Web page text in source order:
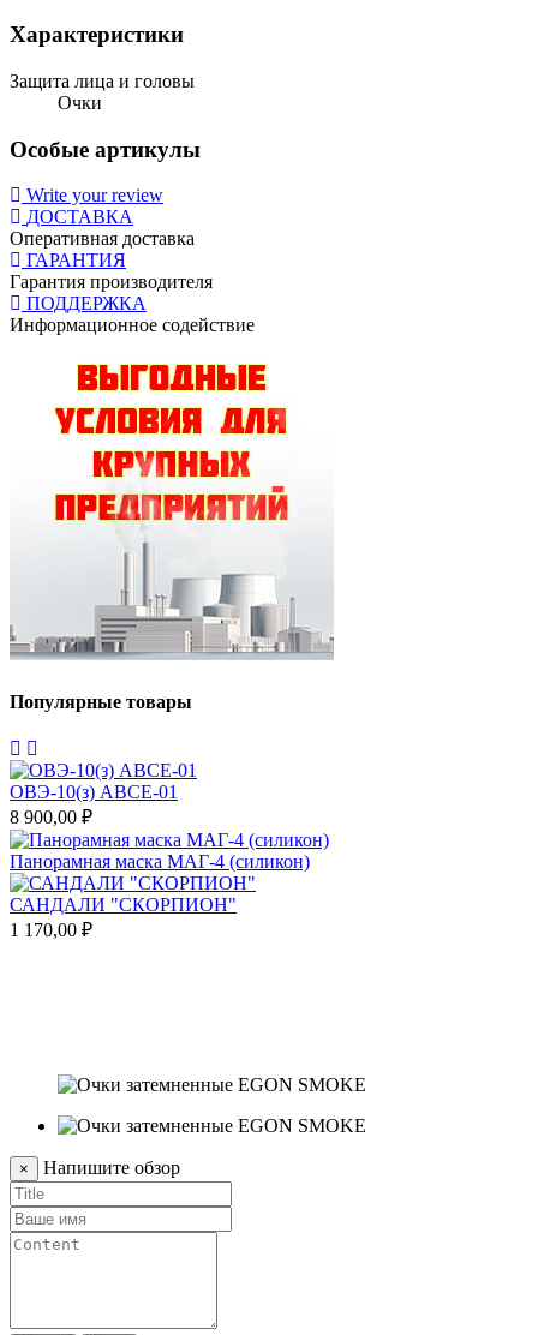
Характеристики
Защита лица и головы
Очки
Особые артикулы
Write your review
ДОСТАВКА
Оперативная доставка
ГАРАНТИЯ
Гарантия производителя
ПОДДЕРЖКА
Информационное содействие
Популярные товары
ОВЭ-10(з) АВCЕ-01
8 900,00 ₽
Панорамная маска МАГ-4 (силикон)
САНДАЛИ "СКОРПИОН"
1 170,00 ₽
× Напишите обзор